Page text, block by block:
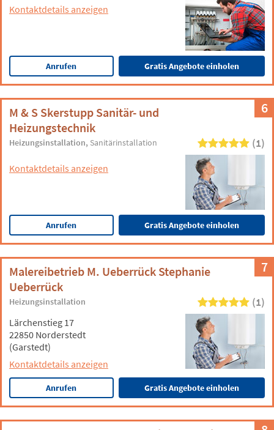
Kontaktdetails anzeigen
Anrufen Gratis Angebote einholen
6
M & S Skerstupp Sanitär- und
Heizungstechnik
Heizungsinstallation Sanitärinstallation (1)
Kontaktdetails anzeigen
Anrufen Gratis Angebote einholen
7
Malereibetrieb M. Ueberrück Stephanie
Ueberrück
Heizungsinstallation (1)
Lärchenstieg 17
22850 Norderstedt
(Garstedt)
Kontaktdetails anzeigen
Anrufen Gratis Angebote einholen